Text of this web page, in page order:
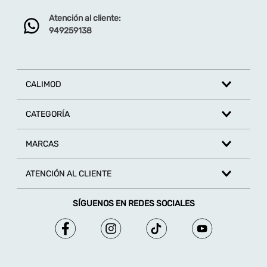
Dirección de email
Escribe un comentario
ENVIAR COMENTARIO
Atención al cliente:
949259138
CALIMOD
CATEGORÍA
MARCAS
ATENCIÓN AL CLIENTE
SÍGUENOS EN REDES SOCIALES